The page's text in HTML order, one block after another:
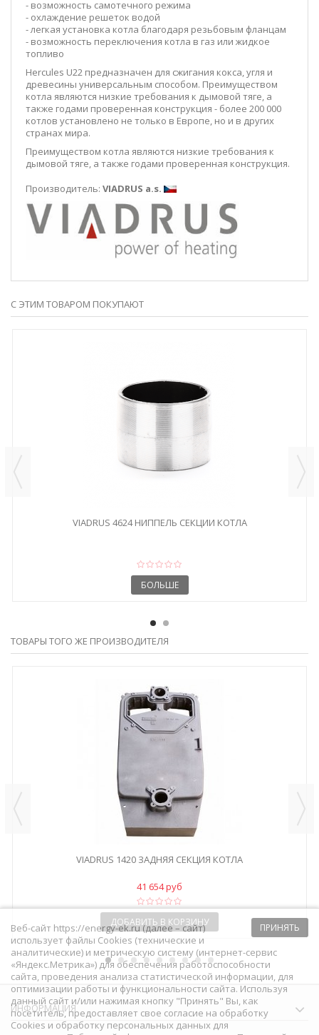
- возможность самотечного режима
- охлаждение решеток водой
- легкая установка котла благодаря резьбовым фланцам
- возможность переключения котла в газ или жидкое
топливо
Hercules U22 предназначен для сжигания кокса, угля и
древесины универсальным способом. Преимуществом
котла являются низкие требования к дымовой тяге, а
также годами проверенная конструкция - более 200 000
котлов установлено не только в Европе, но и в других
странах мира.
Преимуществом котла являются низкие требования к
дымовой тяге, а также годами проверенная конструкция.
Производитель: VIADRUS a.s.
С ЭТИМ ТОВАРОМ ПОКУПАЮТ
VIADRUS 4624 НИППЕЛЬ СЕКЦИИ КОТЛА
БОЛЬШЕ
ТОВАРЫ ТОГО ЖЕ ПРОИЗВОДИТЕЛЯ
VIADRUS 1420 ЗАДНЯЯ СЕКЦИЯ КОТЛА
41 654 руб
ДОБАВИТЬ В КОРЗИНУ
ИНФОРМАЦИЯ
ПРИНЯТЬ
Веб-сайт https://energy-ek.ru (далее – сайт)
использует файлы Cookies (технические и
аналитические) и метрическую систему (интернет-сервис
«Яндекс.Метрика») для обеспечения работоспособности
сайта, проведения анализа статистической информации, для
оптимизации работы и функциональности сайта. Используя
данный сайт и/или нажимая кнопку "Принять" Вы, как
посетитель, предоставляет свое согласие на обработку
Сookies и обработку персональных данных для